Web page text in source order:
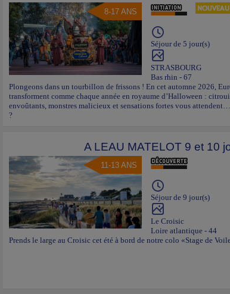
8-17 ANS
Séjour de 5 jour(s)
STRASBOURG
Bas rhin - 67
Plongeons dans un tourbillon de frissons ! En cet automne 2026,
transforment comme chaque année en royaume d’Halloween :
envoûtants, monstres malicieux et sensations fortes vous
?
A LEAU MATELOT 9 et 10
11-13 ANS
Séjour de 9 jour(s)
Le Croisic
Loire atlantique - 44
Prends le large au Croisic cet été à bord de notre colo «Stage de